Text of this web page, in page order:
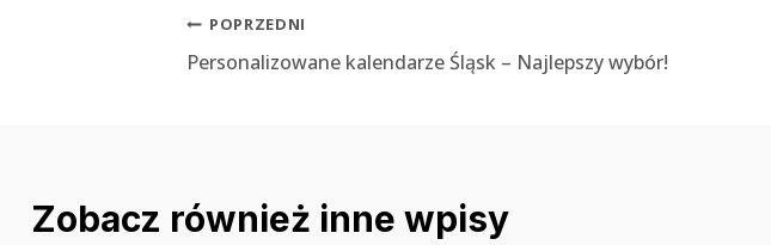
Nawigacja
POPRZEDNI
Personalizowane kalendarze Śląsk – Najlepszy wybór!
Zobacz również inne wpisy